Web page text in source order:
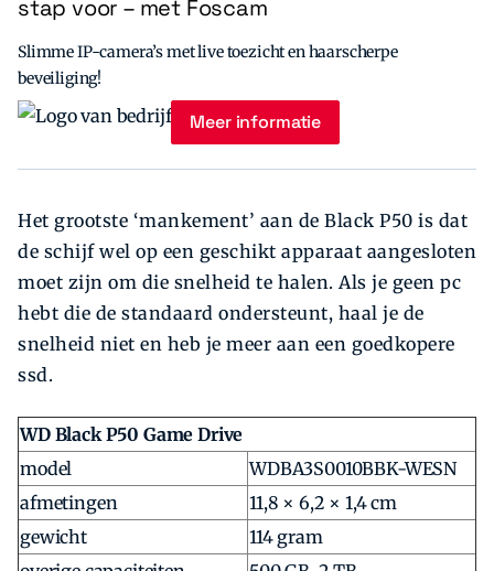
stap voor – met Foscam
Slimme IP-camera’s met live toezicht en haarscherpe
beveiliging!
Meer informatie
Het grootste ‘mankement’ aan de Black P50 is dat
de schijf wel op een geschikt apparaat aangesloten
moet zijn om die snelheid te halen. Als je geen pc
hebt die de standaard ondersteunt, haal je de
snelheid niet en heb je meer aan een goedkopere
ssd.
WD Black P50 Game Drive
model
WDBA3S0010BBK-WESN
afmetingen
11,8 × 6,2 × 1,4 cm
gewicht
114 gram